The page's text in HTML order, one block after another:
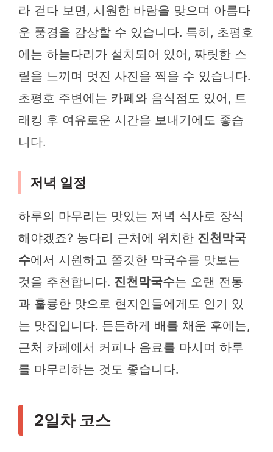
라 걷다 보면, 시원한 바람을 맞으며 아름다
운 풍경을 감상할 수 있습니다. 특히, 초평호
에는 하늘다리가 설치되어 있어, 짜릿한 스
릴을 느끼며 멋진 사진을 찍을 수 있습니다.
초평호 주변에는 카페와 음식점도 있어, 트
래킹 후 여유로운 시간을 보내기에도 좋습
니다.
저녁 일정
하루의 마무리는 맛있는 저녁 식사로 장식
해야겠죠? 농다리 근처에 위치한 진천막국
수에서 시원하고 쫄깃한 막국수를 맛보는
것을 추천합니다. 진천막국수는 오랜 전통
과 훌륭한 맛으로 현지인들에게도 인기 있
는 맛집입니다. 든든하게 배를 채운 후에는,
근처 카페에서 커피나 음료를 마시며 하루
를 마무리하는 것도 좋습니다.
2일차 코스